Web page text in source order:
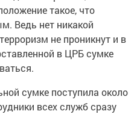
такое, что
Ведь нет никакой
не проникнут и в
в ЦРБ сумке
сумке поступила около
всех служб сразу